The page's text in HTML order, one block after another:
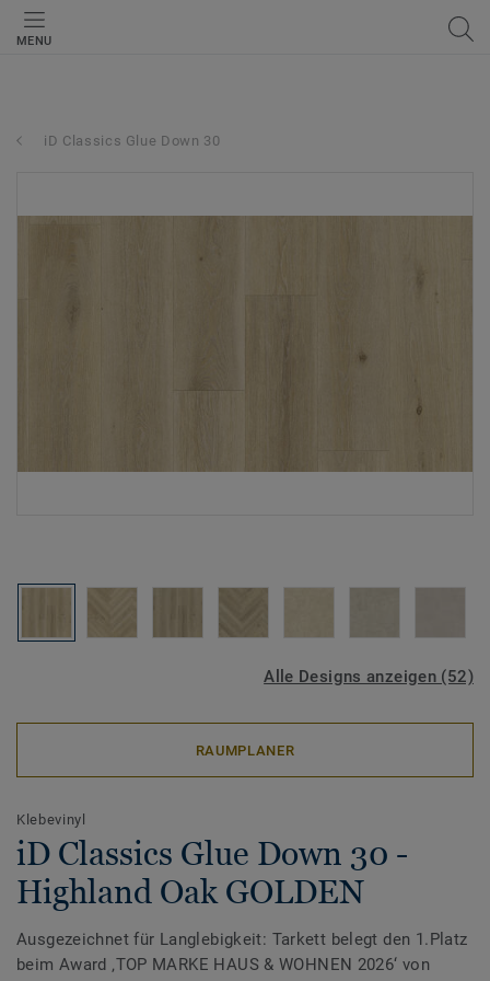
MENU
iD Classics Glue Down 30
Alle Designs anzeigen (52)
RAUMPLANER
Klebevinyl
iD Classics Glue Down 30 -
Highland Oak GOLDEN
Ausgezeichnet für Langlebigkeit: Tarkett belegt den 1.Platz
beim Award ‚TOP MARKE HAUS & WOHNEN 2026‘ von